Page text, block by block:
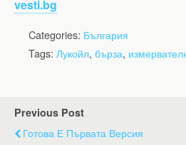
vesti.bg
Categories: България
Tags: Лукойл, бърза,
Previous Post
Готова Е Първата Версия